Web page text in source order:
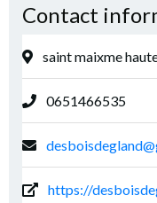
Contact
saint maixme
0651466535
https://